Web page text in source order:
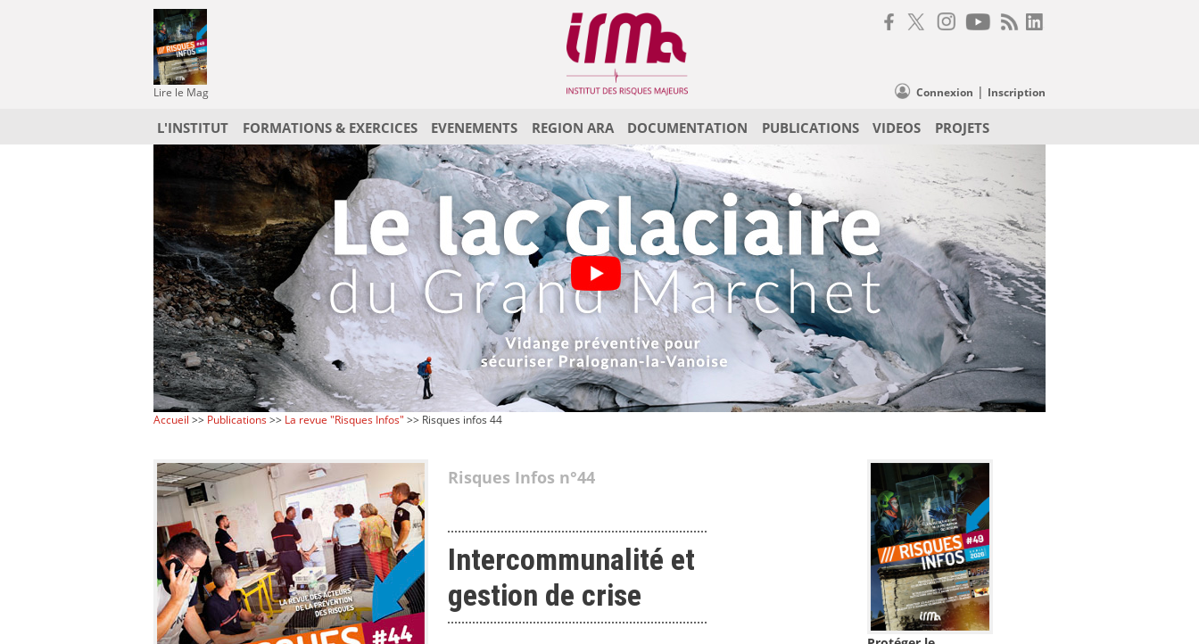
Lire le Mag Connexion | Inscription
L'INSTITUT FORMATIONS & EXERCICES EVENEMENTS REGION ARA DOCUMENTATION PUBLICATIONS VIDEOS PROJETS
Accueil >> Publications>> La revue "Risques Infos" >> Risques infos 44
Risques Infos n°44
Intercommunalité et
gestion de crise